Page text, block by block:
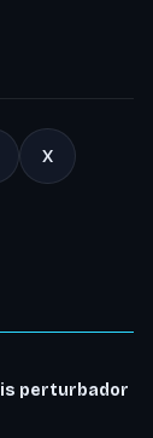
X
perturbador